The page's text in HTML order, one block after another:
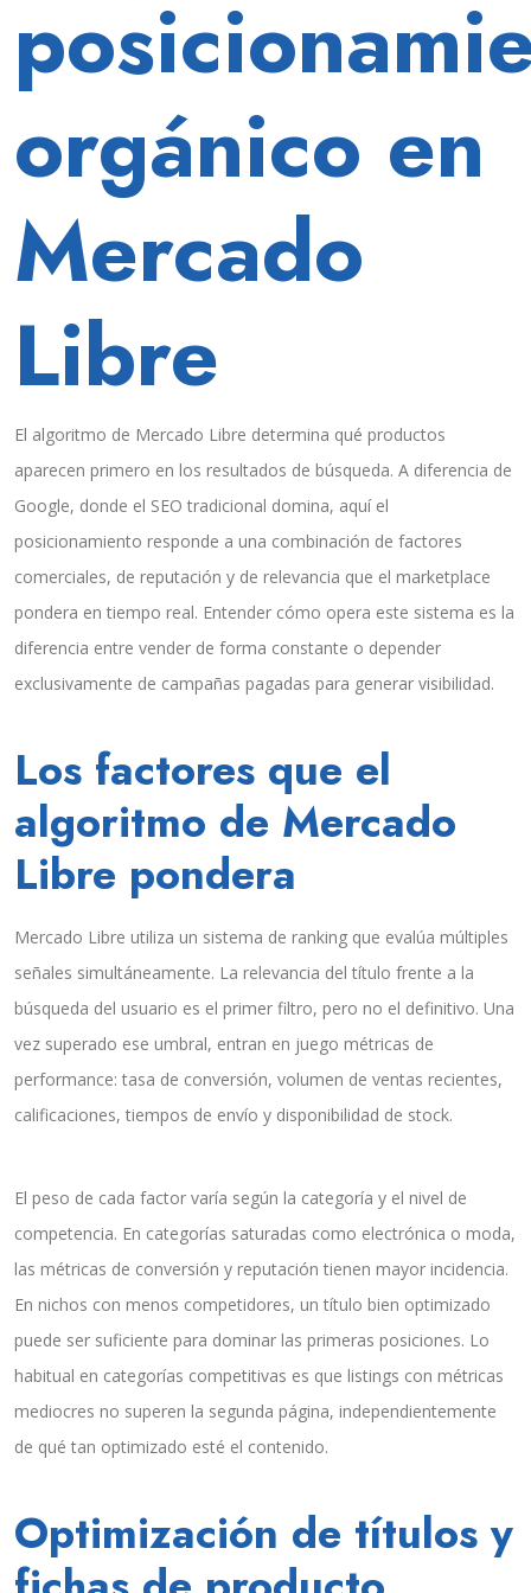
trucos.
orgánico en
Mercado
Libre
El algoritmo de Mercado Libre determina qué productos
aparecen primero en los resultados de búsqueda. A diferencia de
Google, donde el SEO tradicional domina, aquí el
posicionamiento responde a una combinación de factores
comerciales, de reputación y de relevancia que el marketplace
pondera en tiempo real. Entender cómo opera este sistema es la
diferencia entre vender de forma constante o depender
exclusivamente de campañas pagadas para generar visibilidad.
Los factores que el
algoritmo de Mercado
Libre pondera
Mercado Libre utiliza un sistema de ranking que evalúa múltiples
señales simultáneamente. La relevancia del título frente a la
búsqueda del usuario es el primer filtro, pero no el definitivo. Una
vez superado ese umbral, entran en juego métricas de
performance: tasa de conversión, volumen de ventas recientes,
calificaciones, tiempos de envío y disponibilidad de stock.
El peso de cada factor varía según la categoría y el nivel de
competencia. En categorías saturadas como electrónica o moda,
las métricas de conversión y reputación tienen mayor incidencia.
En nichos con menos competidores, un título bien optimizado
puede ser suficiente para dominar las primeras posiciones. Lo
habitual en categorías competitivas es que listings con métricas
mediocres no superen la segunda página, independientemente
de qué tan optimizado esté el contenido.
Optimización de títulos y